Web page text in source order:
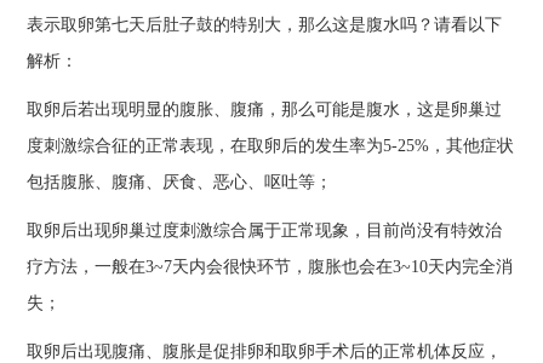
表示取卵第七天后肚子鼓的特别大，那么这是腹水吗？请看以下
解析：
取卵后若出现明显的腹胀、腹痛，那么可能是腹水，这是卵巢过
度刺激综合征的正常表现，在取卵后的发生率为5-25%，其他症状
包括腹胀、腹痛、厌食、恶心、呕吐等；
取卵后出现卵巢过度刺激综合属于正常现象，目前尚没有特效治
疗方法，一般在3~7天内会很快环节，腹胀也会在3~10天内完全消
失；
取卵后出现腹痛、腹胀是促排卵和取卵手术后的正常机体反应，